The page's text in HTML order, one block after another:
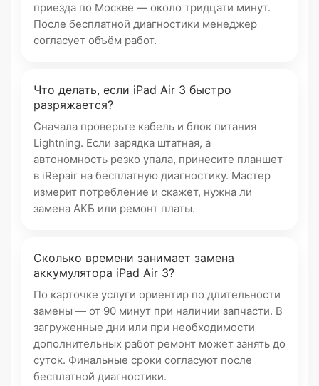
приезда по Москве — около тридцати минут.
После бесплатной диагностики менеджер
согласует объём работ.
Что делать, если iPad Air 3 быстро
разряжается?
Сначала проверьте кабель и блок питания
Lightning. Если зарядка штатная, а
автономность резко упала, принесите планшет
в iRepair на бесплатную диагностику. Мастер
измерит потребление и скажет, нужна ли
замена АКБ или ремонт платы.
Сколько времени занимает замена
аккумулятора iPad Air 3?
По карточке услуги ориентир по длительности
замены — от 90 минут при наличии запчасти. В
загруженные дни или при необходимости
дополнительных работ ремонт может занять до
суток. Финальные сроки согласуют после
бесплатной диагностики.